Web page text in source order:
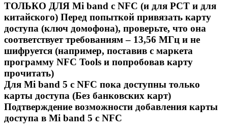
ТОЛЬКО ДЛЯ Mi band с NFC (и для РСТ и для
китайского) Перед попыткой привязать карту
доступа (ключ домофона), проверьте, что она
соответствует требованиям – 13,56 МГц и не
шифруется (например, поставив с маркета
программу NFC Tools и попробовав карту
прочитать)
Для Mi band 5 c NFC пока доступны только
карты доступа (Без банковских карт)
Подтверждение возможности добавления карты
доступа в Mi band 5 c NFC